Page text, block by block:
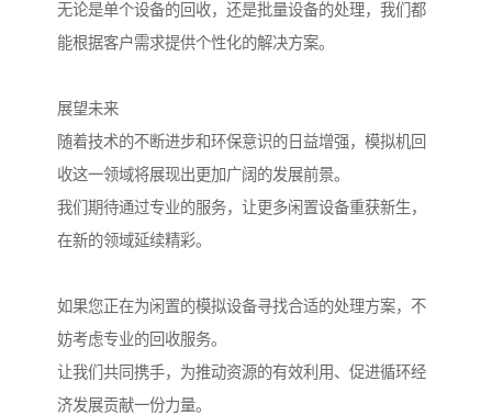
无论是单个设备的回收，还是批量设备的处理，我们都
能根据客户需求提供个性化的解决方案。
展望未来
随着技术的不断进步和环保意识的日益增强，模拟机回
收这一领域将展现出更加广阔的发展前景。
我们期待通过专业的服务，让更多闲置设备重获新生，
在新的领域延续精彩。
如果您正在为闲置的模拟设备寻找合适的处理方案，不
妨考虑专业的回收服务。
让我们共同携手，为推动资源的有效利用、促进循环经
济发展贡献一份力量。